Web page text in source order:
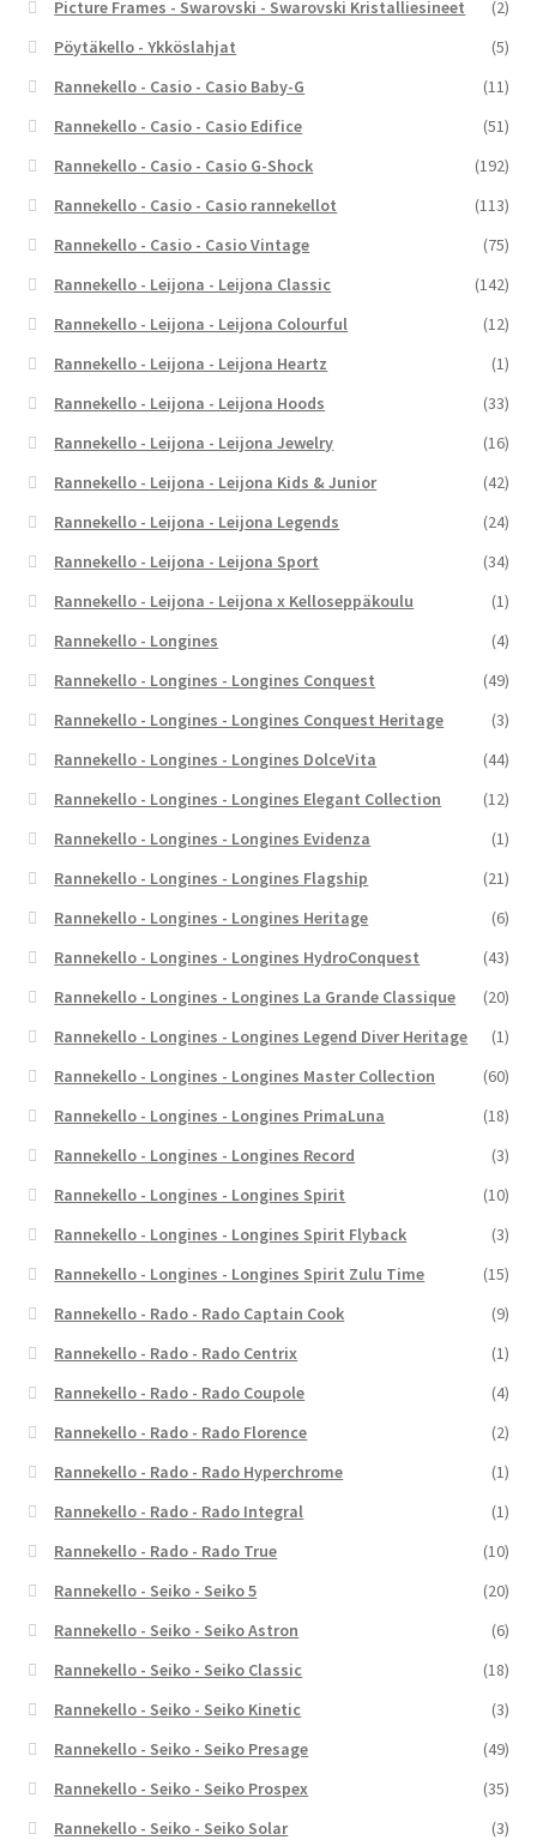
Picture Frames - Swarovski - Swarovski Kristalliesineet
(2)
Pöytäkello - Ykköslahjat
(5)
Rannekello - Casio - Casio Baby-G
(11)
Rannekello - Casio - Casio Edifice
(51)
Rannekello - Casio - Casio G-Shock
(192)
Rannekello - Casio - Casio rannekellot
(113)
Rannekello - Casio - Casio Vintage
(75)
Rannekello - Leijona - Leijona Classic
(142)
Rannekello - Leijona - Leijona Colourful
(12)
Rannekello - Leijona - Leijona Heartz
(1)
Rannekello - Leijona - Leijona Hoods
(33)
Rannekello - Leijona - Leijona Jewelry
(16)
Rannekello - Leijona - Leijona Kids & Junior
(42)
Rannekello - Leijona - Leijona Legends
(24)
Rannekello - Leijona - Leijona Sport
(34)
Rannekello - Leijona - Leijona x Kelloseppäkoulu
(1)
Rannekello - Longines
(4)
Rannekello - Longines - Longines Conquest
(49)
Rannekello - Longines - Longines Conquest Heritage
(3)
Rannekello - Longines - Longines DolceVita
(44)
Rannekello - Longines - Longines Elegant Collection
(12)
Rannekello - Longines - Longines Evidenza
(1)
Rannekello - Longines - Longines Flagship
(21)
Rannekello - Longines - Longines Heritage
(6)
Rannekello - Longines - Longines HydroConquest
(43)
Rannekello - Longines - Longines La Grande Classique
(20)
Rannekello - Longines - Longines Legend Diver Heritage
(1)
Rannekello - Longines - Longines Master Collection
(60)
Rannekello - Longines - Longines PrimaLuna
(18)
Rannekello - Longines - Longines Record
(3)
Rannekello - Longines - Longines Spirit
(10)
Rannekello - Longines - Longines Spirit Flyback
(3)
Rannekello - Longines - Longines Spirit Zulu Time
(15)
Rannekello - Rado - Rado Captain Cook
(9)
Rannekello - Rado - Rado Centrix
(1)
Rannekello - Rado - Rado Coupole
(4)
Rannekello - Rado - Rado Florence
(2)
Rannekello - Rado - Rado Hyperchrome
(1)
Rannekello - Rado - Rado Integral
(1)
Rannekello - Rado - Rado True
(10)
Rannekello - Seiko - Seiko 5
(20)
Rannekello - Seiko - Seiko Astron
(6)
Rannekello - Seiko - Seiko Classic
(18)
Rannekello - Seiko - Seiko Kinetic
(3)
Rannekello - Seiko - Seiko Presage
(49)
Rannekello - Seiko - Seiko Prospex
(35)
Rannekello - Seiko - Seiko Solar
(3)